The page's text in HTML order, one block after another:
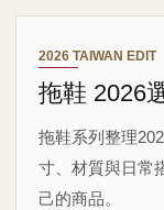
2026 TAIWAN EDIT
拖鞋 2026
拖鞋系列整理
寸、材質與日常
己的商品。